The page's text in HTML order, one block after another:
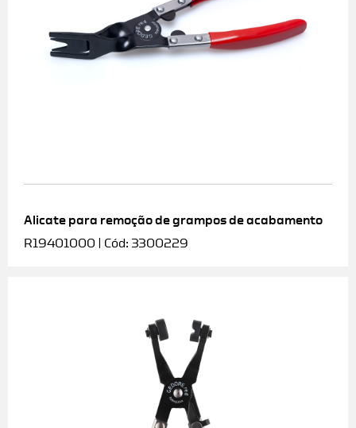
Alicate para remoção de grampos de acabamento
R19401000 | Cód: 3300229